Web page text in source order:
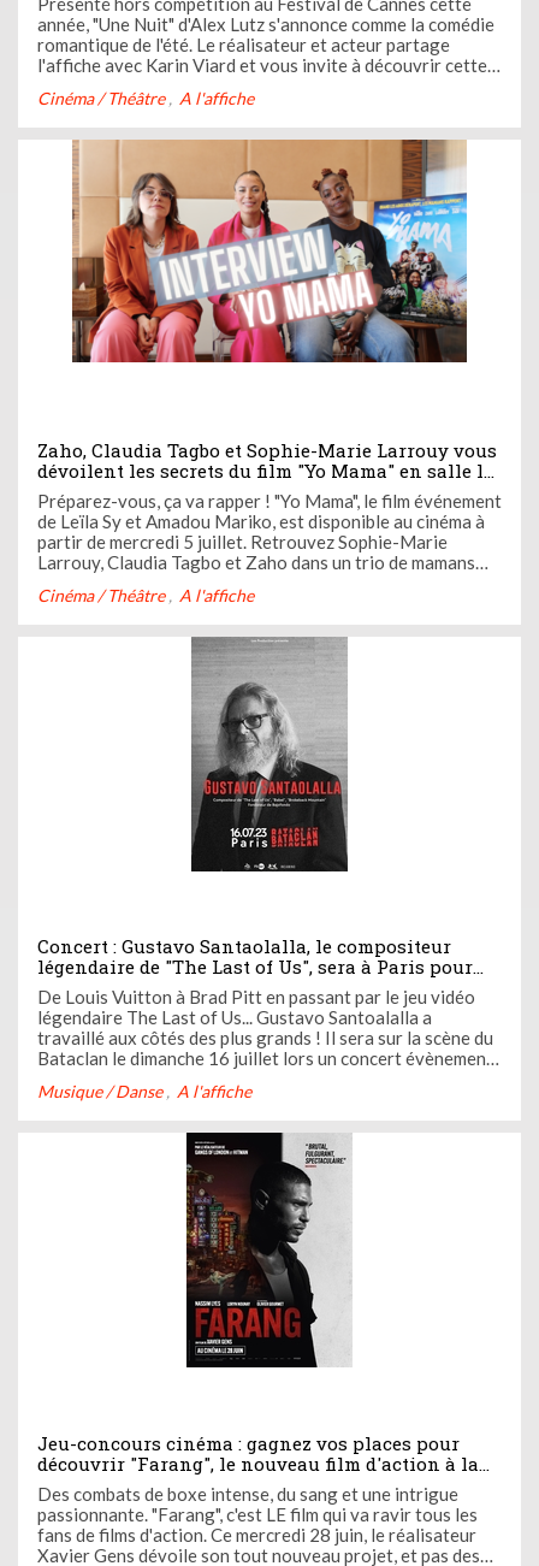
Karin Viard
année, "Une Nuit" d'Alex Lutz s'annonce comme la comédie
romantique de l'été. Le réalisateur et acteur partage
l'affiche avec Karin Viard et vous invite à découvrir cette
cinéma dès aujourd'hui.
Cinéma / Théâtre A l'affiche
Zaho, Claudia Tagbo et Sophie-Marie Larrouy vous
dévoilent les secrets du film "Yo Mama" en salle le
mercredi 5 juillet
Préparez-vous, ça va rapper ! "Yo Mama", le film événement
de Leïla Sy et Amadou Mariko, est disponible au cinéma à
partir de mercredi 5 juillet. Retrouvez Sophie-Marie
Larrouy, Claudia Tagbo et Zaho dans un trio de mamans
vous intéresse ? Pour gagner vos invitations, participez à
...
Cinéma / Théâtre A l'affiche
Concert : Gustavo Santaolalla, le compositeur
légendaire de "The Last of Us", sera à Paris pour
un évènement unique le 16 juillet au Bataclan
De Louis Vuitton à Brad Pitt en passant par le jeu vidéo
légendaire The Last of Us... Gustavo Santoalalla a
travaillé aux côtés des plus grands ! Il sera sur la scène du
Bataclan le dimanche 16 juillet lors un concert évènement.
orchestre et de chanteurs afin d'interpréter ses plus
Musique / Danse A l'affiche
Jeu-concours cinéma : gagnez vos places pour
découvrir "Farang", le nouveau film d'action à la
française avec Nassim Lyes dans le rôle principal
Des combats de boxe intense, du sang et une intrigue
passionnante. "Farang", c'est LE film qui va ravir tous les
fans de films d'action. Ce mercredi 28 juin, le réalisateur
Xavier Gens dévoile son tout nouveau projet, et pas des